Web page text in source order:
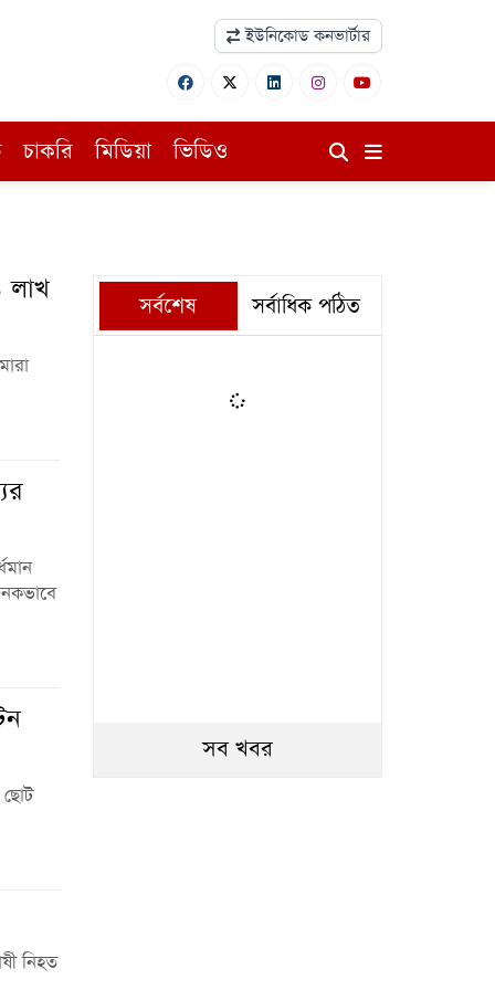
ইউনিকোড কনভার্টার
চাকরি মিডিয়া ভিডিও
লাখ
ছোট
নিহত
সর্বশেষ সর্বাধিক পঠিত
সব খবর